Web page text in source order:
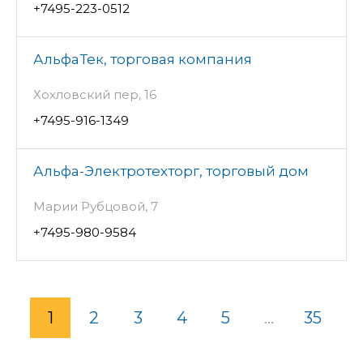
+7495-223-0512
АльфаТек, торговая компания
Хохловский пер, 16
+7495-916-1349
Альфа-Электротехторг, торговый дом
Марии Рубцовой, 7
+7495-980-9584
1 2 3 4 5 ... 35